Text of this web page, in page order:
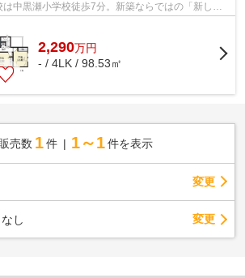
中黒瀬小学校徒歩7分。新築ならではの「新し
2,290万円
- / 4LK / 98.53㎡
販売数 1 件 1～1 件を表示
変更
なし 変更